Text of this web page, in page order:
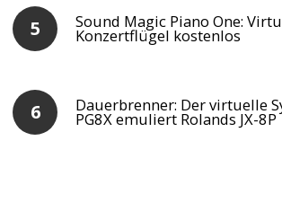
Sound Magic Piano One:
Konzertflügel kostenlos
Dauerbrenner: Der virtuelle
PG8X emuliert Rolands JX-8P